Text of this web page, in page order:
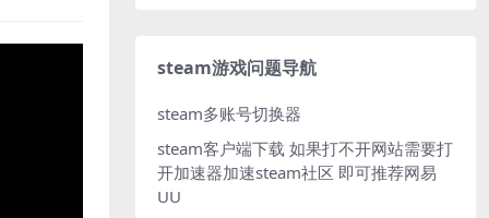
steam游戏问题导航
steam多账号切换器
steam客户端下载 如果打不开网站需要打
开加速器加速steam社区 即可推荐网易
UU